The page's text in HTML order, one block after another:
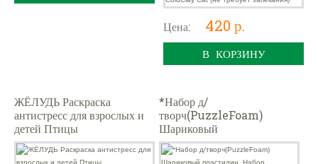
Цена: 420 р.
В КОРЗИНУ
ЖЁЛУДЬ Раскраска
антистресс для взрослых и
детей Птицы
*Набор д/
творч(PuzzleFoam)
Шариковый
пластилин_Набор Динозавр
Гектор